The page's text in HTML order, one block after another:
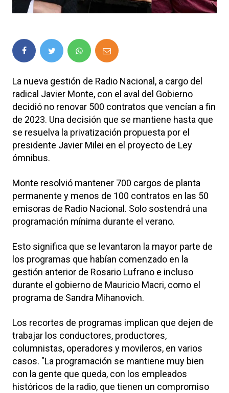
La nueva gestión de Radio Nacional, a cargo del
radical Javier Monte, con el aval del Gobierno
decidió no renovar 500 contratos que vencían a fin
de 2023. Una decisión que se mantiene hasta que
se resuelva la privatización propuesta por el
presidente Javier Milei en el proyecto de Ley
ómnibus.
Monte resolvió mantener 700 cargos de planta
permanente y menos de 100 contratos en las 50
emisoras de Radio Nacional. Solo sostendrá una
programación mínima durante el verano.
Esto significa que se levantaron la mayor parte de
los programas que habían comenzado en la
gestión anterior de Rosario Lufrano e incluso
durante el gobierno de Mauricio Macri, como el
programa de Sandra Mihanovich.
Los recortes de programas implican que dejen de
trabajar los conductores, productores,
columnistas, operadores y movileros, en varios
casos. "La programación se mantiene muy bien
con la gente que queda, con los empleados
históricos de la radio, que tienen un compromiso